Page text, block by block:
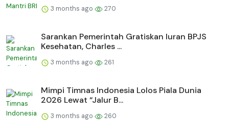
3 months ago 270
Sarankan Pemerintah Gratiskan Iuran BPJS
Kesehatan, Charles ...
3 months ago 261
Mimpi Timnas Indonesia Lolos Piala Dunia
2026 Lewat “Jalur B...
3 months ago 260